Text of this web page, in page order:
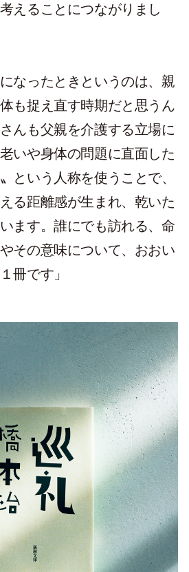
えることにつながりまし
なったときというのは、親
も捉え直す時期だと思うん
んも父親を介護する立場に
いや身体の問題に直面した
という人称を使うことで、
る距離感が生まれ、乾いた
ます。誰にでも訪れる、命
その意味について、おおい
冊です」